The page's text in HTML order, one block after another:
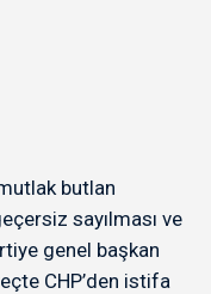
butlan
sayılması ve
genel başkan
CHP’den istifa